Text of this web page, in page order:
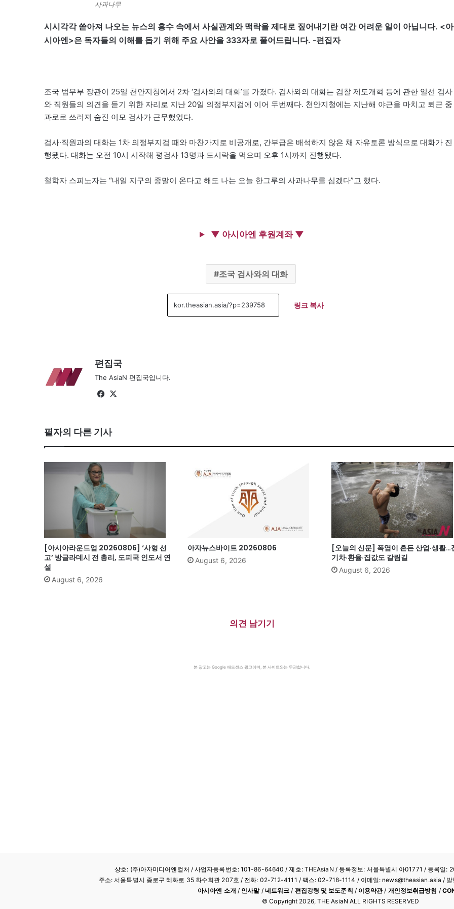
사과나무
시시각각 쏟아져 나오는 뉴스의 홍수 속에서 사실관계와 맥락을 제대로 짚어내기란 여간 어려운 일이 아닙니다. <아
시아엔>은 독자들의 이해를 돕기 위해 주요 사안을 333자로 풀어드립니다. -편집자
조국 법무부 장관이 25일 천안지청에서 2차 ‘검사와의 대화’를 가졌다. 검사와의 대화는 검찰 제도개혁 등에 관한 일선 검사
와 직원들의 의견을 듣기 위한 자리로 지난 20일 의정부지검에 이어 두번째다. 천안지청에는 지난해 야근을 마치고 퇴근 중
과로로 쓰러져 숨진 이모 검사가 근무했었다.
검사·직원과의 대화는 1차 의정부지검 때와 마찬가지로 비공개로, 간부급은 배석하지 않은 채 자유토론 방식으로 대화가 진
행됐다. 대화는 오전 10시 시작해 평검사 13명과 도시락을 먹으며 오후 1시까지 진행됐다.
철학자 스피노자는 “내일 지구의 종말이 온다고 해도 나는 오늘 한그루의 사과나무를 심겠다”고 했다.
▼ 아시아엔 후원계좌 ▼
조국 검사와의 대화
링크 복사
편집국
The AsiaN 편집국입니다.
Fa
ok
필자의 다른 기사
[아시아라운드업 20260806] ‘사형 선
고’ 방글라데시 전 총리, 도피국 인도서 연
설
August 6, 2026
아자뉴스바이트 20260806
August 6, 2026
[오늘의 신문] 폭염이 흔든 산업·생활…
기차·환율·집값도 갈림길
August 6, 2026
의견 남기기
본 광고는 Google 애드센스 광고이며, 본 사이트와는 무관합니다.
상호: (주)아자미디어앤컬처 /사업자등록번호: 101-86-64640 / 제호: THEAsiaN / 등록정보: 서울특별시 아01771 / 등록일:
주소: 서울특별시 종로구 혜화로 35 화수회관 207호 / 전화: 02-712-4111 / 팩스: 02-718-1114 / 이메일: news@theasian.asia / 발
아시아엔 소개 / 인사말/ 네트워크 / 편집강령 및 보도준칙 / 이용약관/ 개인정보취급방침 /
© Copyright 2026, THE AsiaN ALL RIGHTS RESERVED